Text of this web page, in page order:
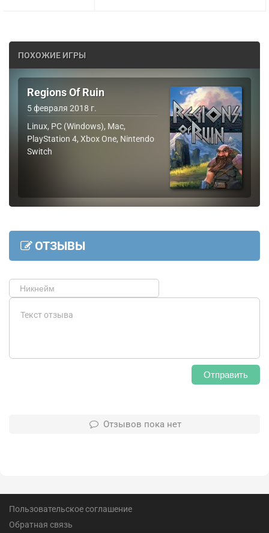
ПОХОЖИЕ ИГРЫ
Regions Of Ruin
5 февраля 2018 г.
Linux, PC (Windows), Mac,
PlayStation 4, Xbox One, Nintendo
Switch
ОТЗЫВЫ
Отправить
Отзывов пока нет
Пользовательское соглашение
Обратная связь